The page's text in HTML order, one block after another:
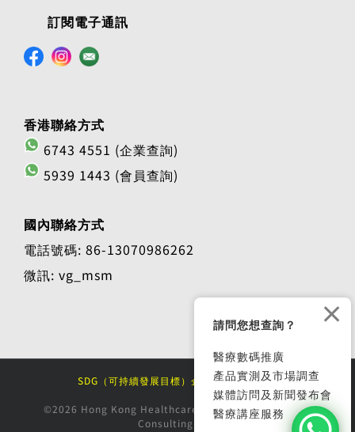
訂閱電子通訊
香港聯絡方式
6743 4551 (企業查詢)
5939 1443 (會員查詢)
國內聯絡方式
電話號碼: 86-13070986262
微訊: vg_msm
SDG（可持續發展目標）企業大獎 2025/26
©2026 Hong Kong Healthcare Market Research and
Consulting Ltd.
請問您想查詢？
醫療數碼推廣
產品實測及市場調查
媒體訪問及新聞發布會
醫療講座服務
×